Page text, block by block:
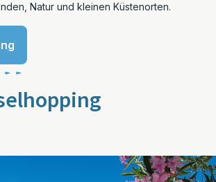
Natur und kleinen Küstenorten.